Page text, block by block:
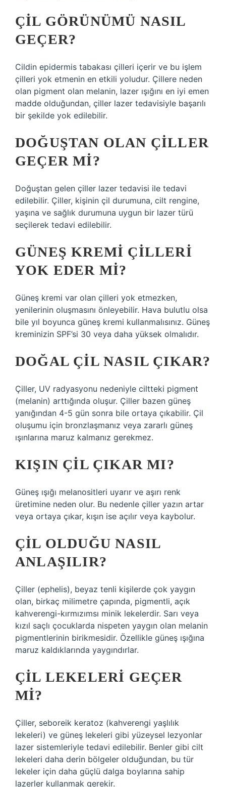
ÇIL GÖRÜNÜMÜ NASIL
GEÇER?
Cildin epidermis tabakası çilleri içerir ve bu işlem
çilleri yok etmenin en etkili yoludur. Çillere neden
olan pigment olan melanin, lazer ışığını en iyi emen
madde olduğundan, çiller lazer tedavisiyle başarılı
bir şekilde yok edilebilir.
DOĞUŞTAN OLAN ÇILLER
GEÇER MI?
Doğuştan gelen çiller lazer tedavisi ile tedavi
edilebilir. Çiller, kişinin çil durumuna, cilt rengine,
yaşına ve sağlık durumuna uygun bir lazer türü
seçilerek tedavi edilebilir.
GÜNEŞ KREMI ÇILLERI
YOK EDER MI?
Güneş kremi var olan çilleri yok etmezken,
yenilerinin oluşmasını önleyebilir. Hava bulutlu olsa
bile yıl boyunca güneş kremi kullanmalısınız. Güneş
kreminizin SPF’si 30 veya daha yüksek olmalıdır.
DOĞAL ÇIL NASIL ÇIKAR?
Çiller, UV radyasyonu nedeniyle ciltteki pigment
(melanin) arttığında oluşur. Çiller bazen güneş
yanığından 4-5 gün sonra bile ortaya çıkabilir. Çil
oluşumu için bronzlaşmanız veya zararlı güneş
ışınlarına maruz kalmanız gerekmez.
KIŞIN ÇIL ÇIKAR MI?
Güneş ışığı melanositleri uyarır ve aşırı renk
üretimine neden olur. Bu nedenle çiller yazın artar
veya ortaya çıkar, kışın ise açılır veya kaybolur.
ÇIL OLDUĞU NASIL
ANLAŞILIR?
Çiller (ephelis), beyaz tenli kişilerde çok yaygın
olan, birkaç milimetre çapında, pigmentli, açık
kahverengi-kırmızımsı minik lekelerdir. Sarı veya
kızıl saçlı çocuklarda nispeten yaygın olan melanin
pigmentlerinin birikmesidir. Özellikle güneş ışığına
maruz kaldıklarında yaygındırlar.
ÇIL LEKELERI GEÇER
MI?
Çiller, seboreik keratoz (kahverengi yaşlılık
lekeleri) ve güneş lekeleri gibi yüzeysel lezyonlar
lazer sistemleriyle tedavi edilebilir. Benler gibi cilt
lekeleri daha derin bölgeler olduğundan, bu tür
lekeler için daha güçlü dalga boylarına sahip
lazerler kullanmak gerekir.